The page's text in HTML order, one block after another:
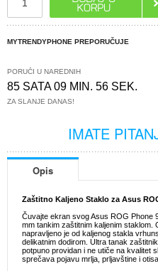
MYTRENDYPHONE PREPORUČUJE
PORUČI U NAREDNIH
85 SATA 09 MIN. 55 SEK.
ZA SLANJE DANAS!
IMATE
Opis
Zaštitno Kaljeno Staklo za Asus
Čuvajte ekran svog Asus ROG Phone
mm tankim zaštitnim kaljenim
napravljeno je od kaljenog stakla
delikatnim dodirom. Ultra tanak
potpuno providan i ne utiče na kvalitet
sprečava pojavu mrlja, prljavštine i